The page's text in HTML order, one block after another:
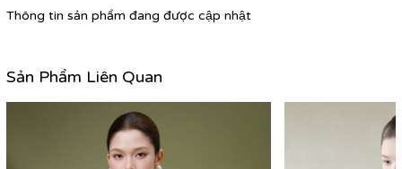
Thông tin sản phẩm đang được cập nhật
Sản Phẩm Liên Quan